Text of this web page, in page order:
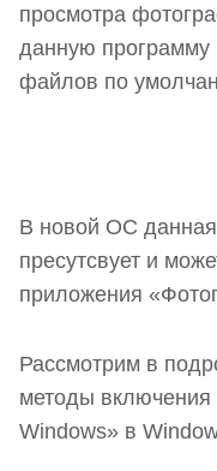
просмотра
данную программу
файлов по
В новой ОС
пресутсвует и
приложения
Рассмотрим в
методы
Windows» в